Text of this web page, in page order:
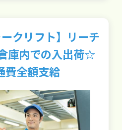
クリフト】リーチ
庫内での入出荷☆
費全額支給